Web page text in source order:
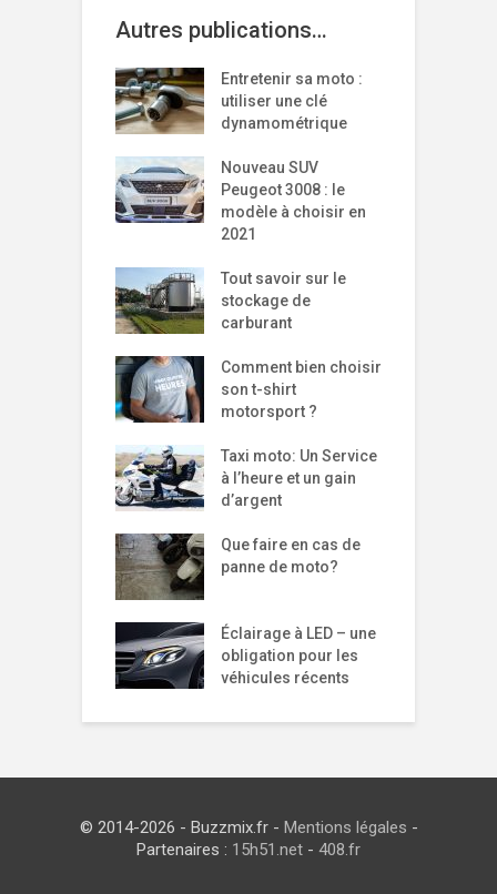
Autres publications…
Entretenir sa moto :
utiliser une clé
dynamométrique
Nouveau SUV
Peugeot 3008 : le
modèle à choisir en
2021
Tout savoir sur le
stockage de
carburant
Comment bien choisir
son t-shirt
motorsport ?
Taxi moto: Un Service
à l’heure et un gain
d’argent
Que faire en cas de
panne de moto?
Éclairage à LED – une
obligation pour les
véhicules récents
© 2014-2026 - Buzzmix.fr - Mentions légales -
Partenaires : 15h51.net - 408.fr